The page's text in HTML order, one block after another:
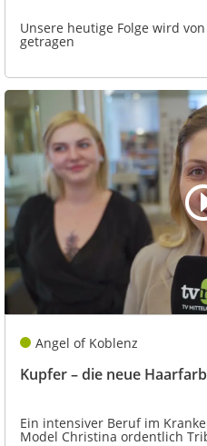
Unsere heutige Folge wird
getragen
Angel of Koblenz
Kupfer – die neue
Ein intensiver Beruf im
Model Christina ordentlich